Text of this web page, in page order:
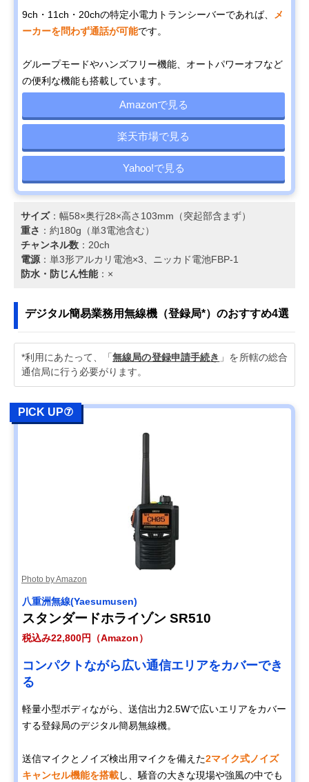
9ch・11ch・20chの特定小電力トランシーバーであれば、
メ
ーカーを問わず通話が可能です。
グループモードやハンズフリー機能、オートパワーオフなど
の便利な機能も搭載しています。
Amazonで見る
楽天市場で見る
Yahoo!で見る
サイズ：幅58×奥行28×高さ103mm（突起部含まず）
重さ ：約180g（単3電池含む）
チャンネル数 ：20ch
電源 ：単3形アルカリ電池×3、ニッカド電池FBP-1
防水・防じん性能：×
デジタル簡易業務用無線機（登録局*）のおすすめ4選
*利用にあたって、「無線局の登録申請手続き 」を所轄の総合
通信局に行う必要がります。
PICK UP⑦
Photo by Amazon
八重洲無線(Yaesumusen)
スタンダードホライゾン SR510
税込み22,800円（Amazon）
コンパクトながら広い通信エリアをカバーでき
る
軽量小型ボディながら、送信出力2.5Wで広いエリアをカバー
する登録局のデジタル簡易無線機。
送信マイクとノイズ検出用マイクを備えた2マイク式ノイズ
キャンセル機能を搭載し、騒音の大きな現場や強風の中でも